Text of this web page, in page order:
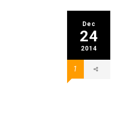
Dec
24
2014
1